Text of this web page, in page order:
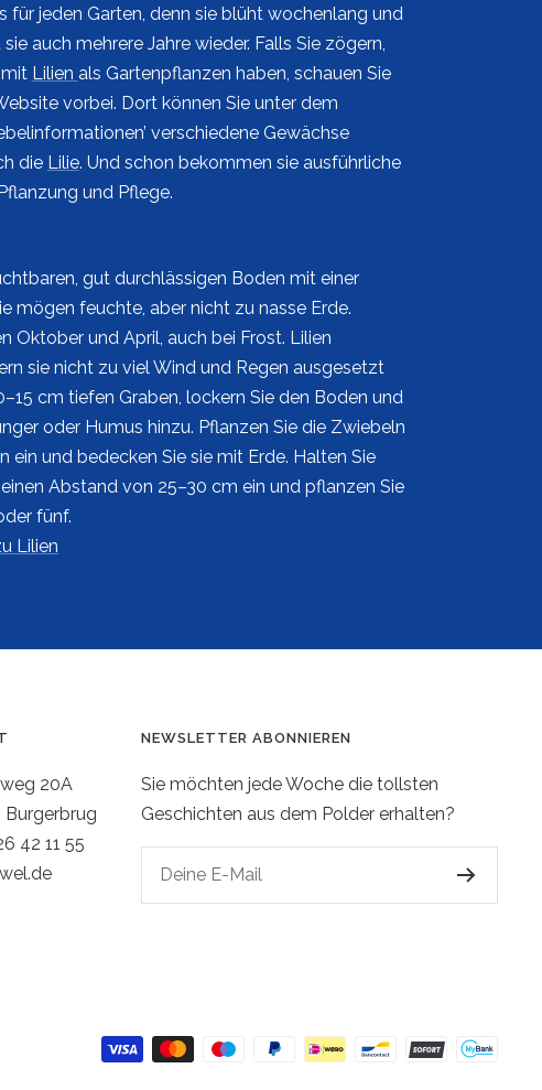
für jeden Garten, denn sie blüht wochenlang und
auch mehrere Jahre wieder. Falls Sie zögern,
mit Lilien als Gartenpflanzen haben, schauen Sie
vorbei. Dort können Sie unter dem
verschiedene Gewächse
die Lilie. Und schon bekommen sie ausführliche
und Pflege.
gut durchlässigen Boden mit einer
mögen feuchte, aber nicht zu nasse Erde.
Oktober und April, auch bei Frost. Lilien
sie nicht zu viel Wind und Regen ausgesetzt
cm tiefen Graben, lockern Sie den Boden und
oder Humus hinzu. Pflanzen Sie die Zwiebeln
ein und bedecken Sie sie mit Erde. Halten Sie
Abstand von 25–30 cm ein und pflanzen Sie
fünf.
Lilien
20A
Burgerbrug
42 11 55
NEWSLETTER ABONNIEREN
Sie möchten jede Woche die tollsten
Geschichten aus dem Polder erhalten?
Deine E-Mail